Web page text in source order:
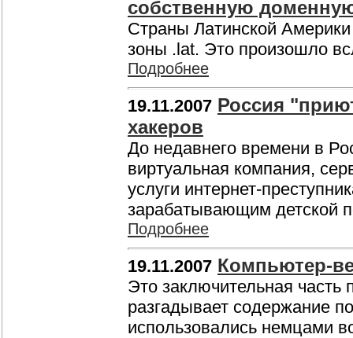
собственную
Страны Латинской
зоны .lat. Это произошло
Подробнее
19.11.2007 Россия
хакеров
До недавнего времени в
виртуальная компания,
услуги интернет-
зарабатывающим детской
Подробнее
19.11.2007 Компьютер-
Это заключительная
разгадывает содержание
использовались немцами